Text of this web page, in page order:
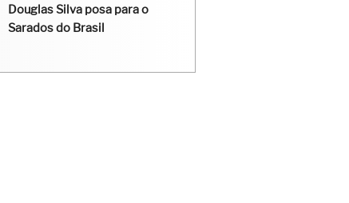
Douglas Silva posa para o
Sarados do Brasil